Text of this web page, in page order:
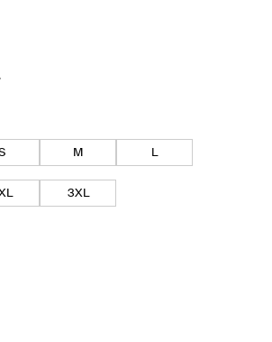
M L
3XL